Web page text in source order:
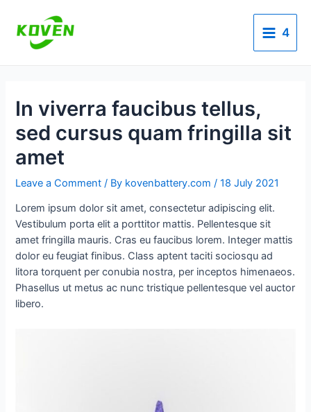
content
Main
Menu
4
In viverra faucibus tellus,
sed cursus quam fringilla sit
amet
Leave a Comment / By kovenbattery.com/18 July 2021
Lorem ipsum dolor sit amet, consectetur adipiscing elit.
Vestibulum porta elit a porttitor mattis. Pellentesque sit
amet fringilla mauris. Cras eu faucibus lorem. Integer mattis
dolor eu feugiat finibus. Class aptent taciti sociosqu ad
litora torquent per conubia nostra, per inceptos himenaeos.
Phasellus ut metus ac nunc tristique pellentesque vel auctor
libero.
navigation